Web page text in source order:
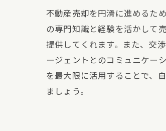
不動産売却を円滑に進めるた
の専門知識と経験を活かして
提供してくれます。また、交
ージェントとのコミュニケー
を最大限に活用することで、
ましょう。